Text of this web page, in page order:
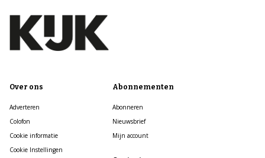
Over ons
Adverteren
Colofon
Cookie informatie
Cookie Instellingen
Abonnementen
Abonneren
Nieuwsbrief
Mijn account